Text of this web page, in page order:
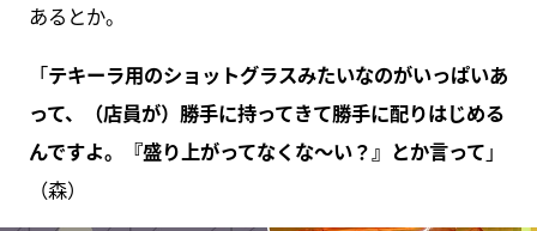
あるとか。
「テキーラ用のショットグラスみたいなのがいっぱいあ
って、（店員が）勝手に持ってきて勝手に配りはじめる
んですよ。『盛り上がってなくな～い？』とか言って 」
（森）